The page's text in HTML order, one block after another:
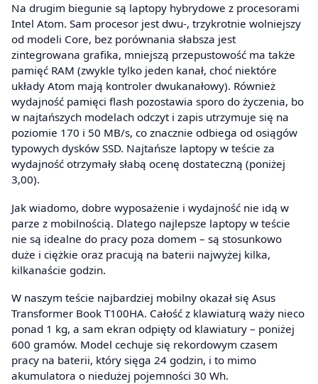
Na drugim biegunie są laptopy hybrydowe z procesorami
Intel Atom. Sam procesor jest dwu-, trzykrotnie wolniejszy
od modeli Core, bez porównania słabsza jest
zintegrowana grafika, mniejszą przepustowość ma także
pamięć RAM (zwykle tylko jeden kanał, choć niektóre
układy Atom mają kontroler dwukanałowy). Również
wydajność pamięci flash pozostawia sporo do życzenia, bo
w najtańszych modelach odczyt i zapis utrzymuje się na
poziomie 170 i 50 MB/s, co znacznie odbiega od osiągów
typowych dysków SSD. Najtańsze laptopy w teście za
wydajność otrzymały słabą ocenę dostateczną (poniżej
3,00).
Jak wiadomo, dobre wyposażenie i wydajność nie idą w
parze z mobilnością. Dlatego najlepsze laptopy w teście
nie są idealne do pracy poza domem – są stosunkowo
duże i ciężkie oraz pracują na baterii najwyżej kilka,
kilkanaście godzin.
W naszym teście najbardziej mobilny okazał się Asus
Transformer Book T100HA. Całość z klawiaturą waży nieco
ponad 1 kg, a sam ekran odpięty od klawiatury – poniżej
600 gramów. Model cechuje się rekordowym czasem
pracy na baterii, który sięga 24 godzin, i to mimo
akumulatora o niedużej pojemności 30 Wh.